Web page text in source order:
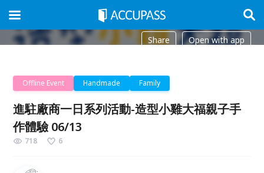
Share Open with app
Offline Event Handmade Family
進駐廠商一日系列活動-造型小雞大福親子手
作體驗 06/13
718 6